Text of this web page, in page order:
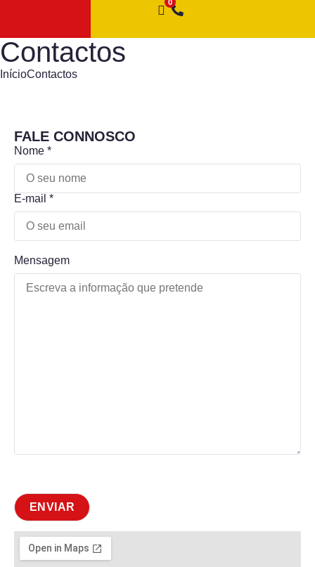
Contactos
InícioContactos
FALE CONNOSCO
Nome *
E-mail *
Mensagem